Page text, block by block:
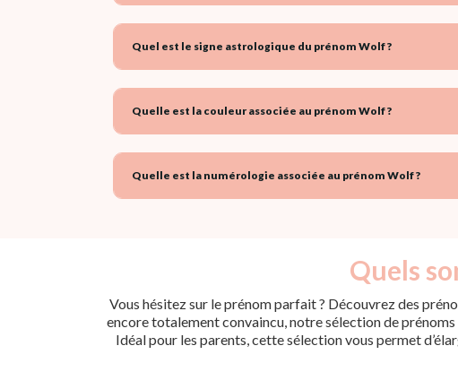
Quel est le signe astrologique du prénom Wolf ?
Quelle est la couleur associée au prénom Wolf ?
Quelle est la numérologie associée au prénom Wolf ?
Quels
Vous hésitez sur le prénom parfait ? Découvrez des
encore totalement convaincu, notre sélection de
Idéal pour les parents, cette sélection vous permet